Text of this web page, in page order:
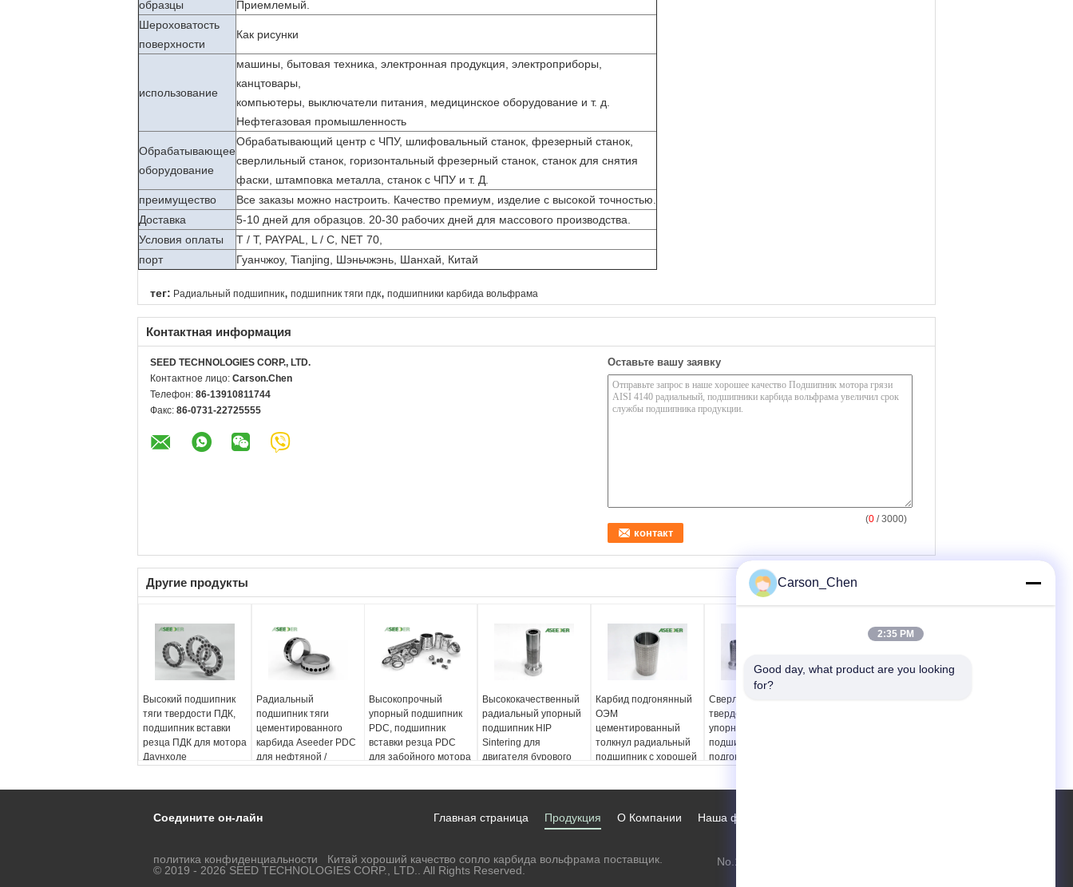
образцы
Приемлемый.
Шероховатость
поверхности
Как рисунки
использование
машины, бытовая техника, электронная продукция, электроприборы,
канцтовары,
компьютеры, выключатели питания, медицинское оборудование и т. д.
Нефтегазовая промышленность
Обрабатывающее
оборудование
Обрабатывающий центр с ЧПУ, шлифовальный станок, фрезерный станок,
сверлильный станок, горизонтальный фрезерный станок, станок для снятия
фаски, штамповка металла, станок с ЧПУ и т. Д.
преимущество
Все заказы можно настроить. Качество премиум, изделие с высокой точностью.
Доставка
5-10 дней для образцов. 20-30 рабочих дней для массового производства.
Условия оплаты
T / T, PAYPAL, L / C, NET 70,
порт
Гуанчжоу, Tianjing, Шэньчжэнь, Шанхай, Китай
тег: Радиальный подшипник, подшипник тяги пдк, подшипники карбида вольфрама
Контактная информация
SEED TECHNOLOGIES CORP., LTD.
Контактное лицо: Carson.Chen
Телефон: 86-13910811744
Факс: 86-0731-22725555
Оставьте вашу заявку
(0 / 3000)
Другие продукты
Высокий подшипник
тяги твердости ПДК,
подшипник вставки
резца ПДК для мотора
Даунхоле
Радиальный
подшипник тяги
цементированного
карбида Aseeder PDC
для нефтяной /
Высокопрочный
упорный подшипник
PDC, подшипник
вставки резца PDC
для забойного мотора
Высококачественный
радиальный упорный
подшипник HIP
Sintering для
двигателя бурового
Карбид подгонянный
ОЭМ
цементированный
толкнул радиальный
подшипник с хорошей
Сверление
твердосплавных
упорных радиальных
подшипников
подгонянный
Соедините он-лайн Наша фабрика
О Компании
Продукция
Главная страница
политика конфиденциальности
Китай хороший качество сопло карбида вольфрама поставщик.
© 2019 - 2026 SEED TECHNOLOGIES CORP., LTD.. All Rights Reserved.
No.1099 Xiangda Road, Lusong District,
Carson_Chen
2:35 PM
Good day, what product are you looking
for?